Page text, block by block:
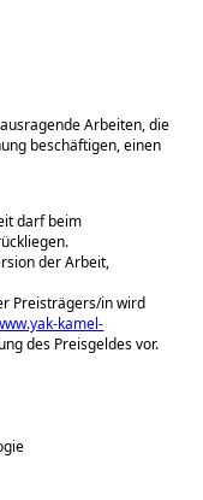
Arbeiten, die
beschäftigen, einen
darf beim
der Arbeit,
Preisträgers/in wird
kamel-
des Preisgeldes vor.